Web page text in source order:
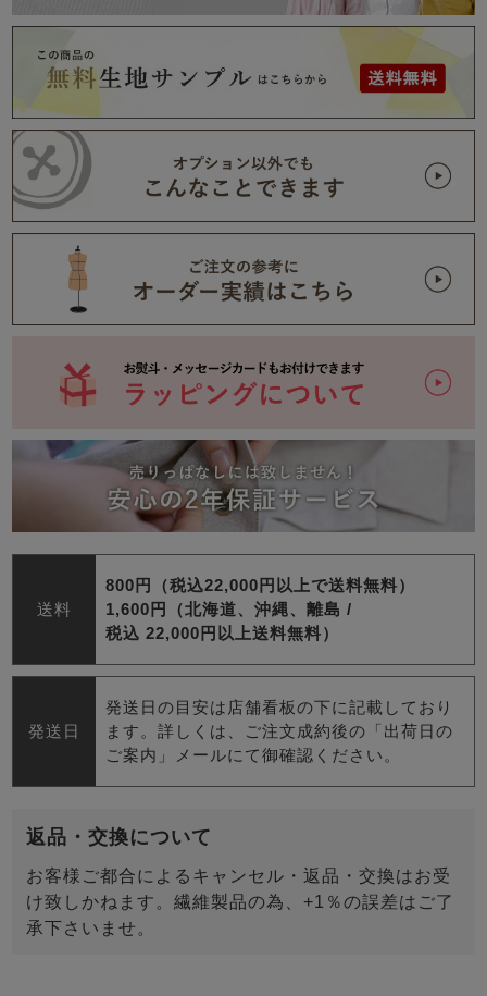
送料
800円（税込22,000円以上で送料無料）
1,600円（北海道、沖縄、離島 /
税込 22,000円以上送料無料）
発送日
発送日の目安は店舗看板の下に記載しており
ます。詳しくは、ご注文成約後の「出荷日の
ご案内」メールにて御確認ください。
返品・交換について
お客様ご都合によるキャンセル・返品・交換はお受
け致しかねます。繊維製品の為、+1％の誤差はご了
承下さいませ。